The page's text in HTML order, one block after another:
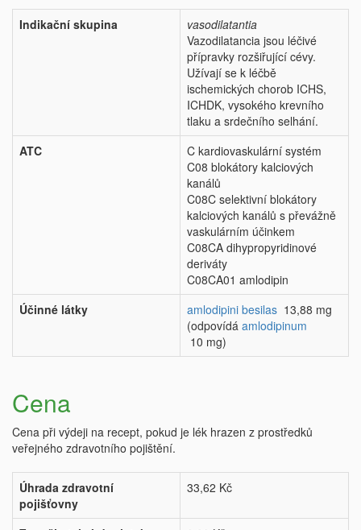
Indikační skupina
vasodilatantia
Vazodilatancia jsou léčivé
přípravky rozšiřující cévy.
Užívají se k léčbě
ischemických chorob ICHS,
ICHDK, vysokého krevního
tlaku a srdečního selhání.
ATC
C kardiovaskulární systém
C08 blokátory kalciových
kanálů
C08C selektivní blokátory
kalciových kanálů s převážně
vaskulárním účinkem
C08CA dihypropyridinové
deriváty
C08CA01 amlodipin
Účinné látky
amlodipini besilas 13,88 mg
(odpovídá amlodipinum
10 mg)
Cena
Cena při výdeji na recept, pokud je lék hrazen z prostředků
veřejného zdravotního pojištění.
Úhrada zdravotní
pojišťovny
33,62 Kč